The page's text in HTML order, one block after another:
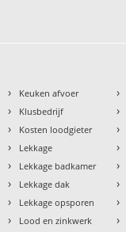
› Keuken afvoer
› Klusbedrijf
› Kosten loodgieter
› Lekkage
› Lekkage badkamer
› Lekkage dak
› Lekkage opsporen
› Lood en zinkwerk
›
›
›
›
›
›
›
›